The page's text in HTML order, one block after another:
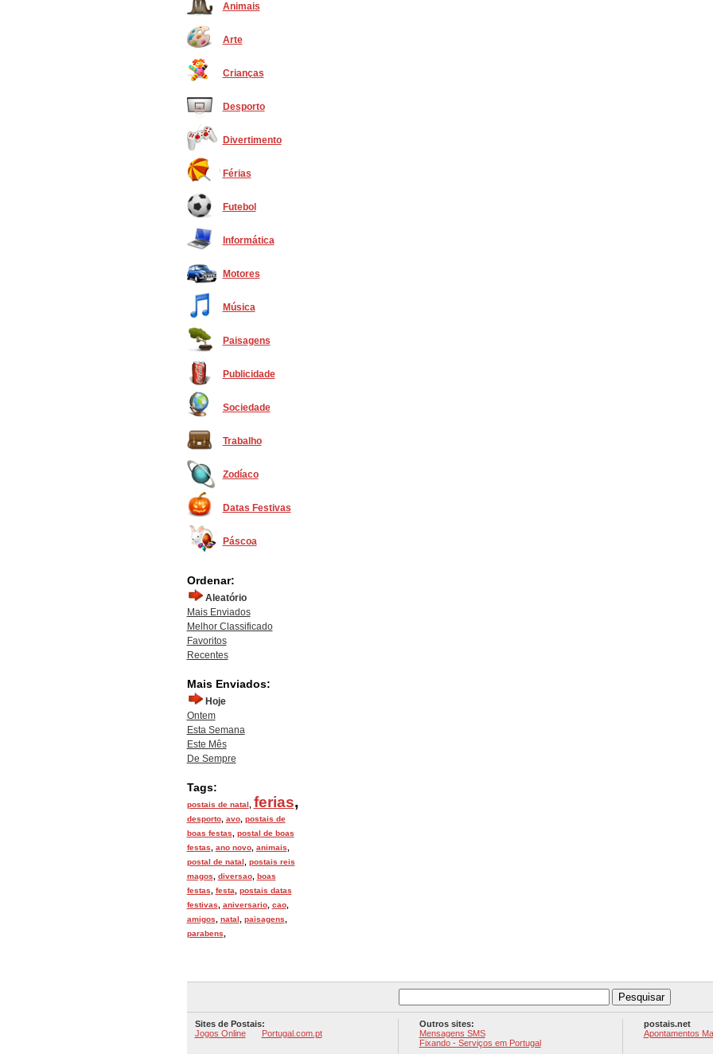
Animais
Arte
Crianças
Desporto
Divertimento
Férias
Futebol
Informática
Motores
Música
Paisagens
Publicidade
Sociedade
Trabalho
Zodíaco
Datas Festivas
Páscoa
Ordenar:
Aleatório
Mais Enviados
Melhor Classificado
Favoritos
Recentes
Mais Enviados:
Hoje
Ontem
Esta Semana
Este Mês
De Sempre
Tags:
postais de natal ferias,
desporto, avo, postais de
boas festas
postal de boas
festas
ano novo, animais
postal de natal
postais reis
magos
diversao, boas
festas
festa
postais datas
festivas
aniversario, cao,
amigos
natal paisagens
parabens
Sites de Postais:
Jogos Online
Portugal.com.pt
Outros sites:
Mensagens SMS
Fixando - Serviços em Portugal
postais.net
Apontamentos